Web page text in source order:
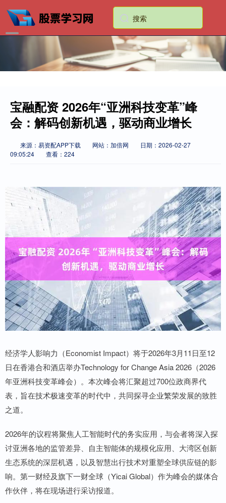
宝融配资 2026年“亚洲科技变革”峰
会：解码创新机遇，驱动商业增长
来源：易资配APP下载 网站：加倍网
日期：2026-02-27
09:05:24
查看：224
经济学人影响力（Economist Impact）将于2026年3月11日至12
日在香港合和酒店举办Technology for Change Asia 2026（2026
年亚洲科技变革峰会）。本次峰会将汇聚超过700位政商界代
表，旨在技术极速变革的时代中，共同探寻企业繁荣发展的致胜
之道。
2026年的议程将聚焦人工智能时代的务实应用，与会者将深入探
讨亚洲各地的监管差异、自主智能体的规模化应用、大湾区创新
生态系统的深层机遇，以及智慧出行技术对重塑全球供应链的影
响。第一财经及旗下一财全球（Yicai Global）作为峰会的媒体合
作伙伴，将在现场进行采访报道。